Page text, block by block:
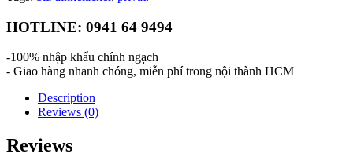
HOTLINE: 0941 64 9494
-100% nhập khẩu chính ngạch
- Giao hàng nhanh chóng, miễn phí trong nội thành HCM
Description
Reviews (0)
Reviews